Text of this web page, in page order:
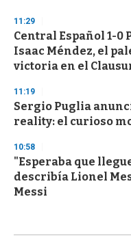
11:29
Central Español 1-0
Isaac Méndez, el
victoria en el
11:19
Sergio Puglia
reality: el curioso
10:58
"Esperaba que
describía Lionel
Messi